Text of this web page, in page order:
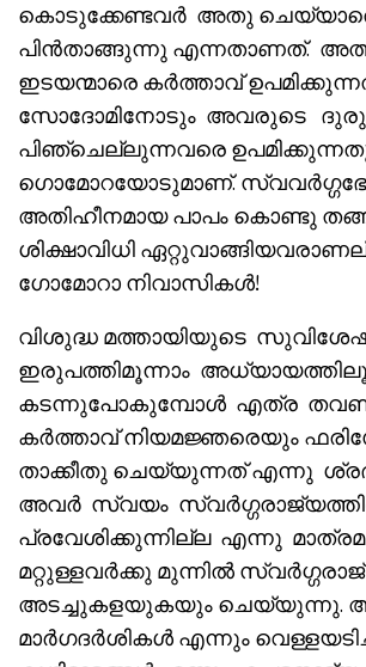
കൊടുക്കേണ്ടവർ അതു
പിൻതാങ്ങുന്നു എന്നതാണത്.
ഇടയന്മാരെ കർത്താവ്
സോദോമിനോടും അവരുടെ
പിഞ്ചെല്ലുന്നവരെ
ഗൊമോറയോടുമാണ്.
അതിഹീനമായ പാപം കൊണ്ടു
ശിക്ഷാവിധി
ഗോമോറാ നിവാസികൾ!
വിശുദ്ധ മത്തായിയുടെ
ഇരുപത്തിമൂന്നാം
കടന്നുപോകുമ്പോൾ എത്ര
കർത്താവ് നിയമജ്ഞരെയും
താക്കീതു ചെയ്യുന്നത് എന്നു
അവർ സ്വയം
പ്രവേശിക്കുന്നില്ല എന്നു
മറ്റുള്ളവർക്കു മുന്നിൽ
അടച്ചുകളയുകയും ചെയ്യുന്നു.
മാർഗദർശികൾ എന്നും